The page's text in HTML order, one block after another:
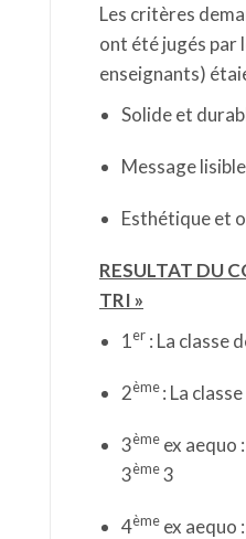
Les critères
ont été jugés par
enseignants)
Solide et
Message
Esthétique et
RESULTAT DU
TRI »
1er : La classe
2ème: La
3ème ex aequo
3ème3
4ème ex aequo